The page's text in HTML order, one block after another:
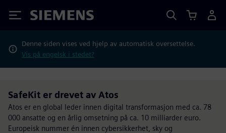
Siemens
Denne siden vises ved hjelp av automatisk oversettelse.
Vis på engelsk i stedet?
SafeKit er drevet av Atos
Atos er en global leder innen digital transformasjon med ca. 78
000 ansatte og en årlig omsetning på ca. 10 milliarder euro.
Europeisk nummer én innen cybersikkerhet, sky og